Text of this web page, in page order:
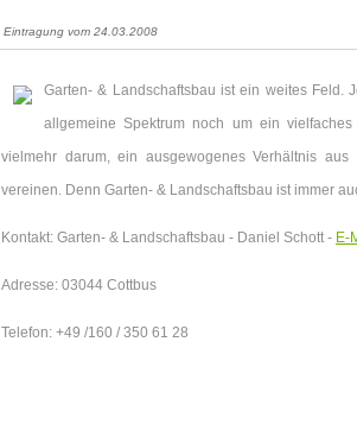
Eintragung vom 24.03.2008
Garten- & Landschaftsbau ist ein weites Feld.
allgemeine Spektrum noch um ein
vielmehr darum, ein ausgewogenes Verhältnis
vereinen. Denn Garten- & Landschaftsbau ist immer
Kontakt: Garten- & Landschaftsbau - Daniel Schott - E-
Adresse: 03044 Cottbus
Telefon: +49 /160 / 350 61 28